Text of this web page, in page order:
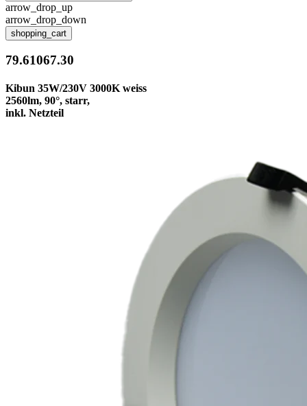
arrow_drop_up
arrow_drop_down
shopping_cart
79.61067.30
Kibun 35W/230V 3000K weiss
2560lm, 90°, starr,
inkl. Netzteil